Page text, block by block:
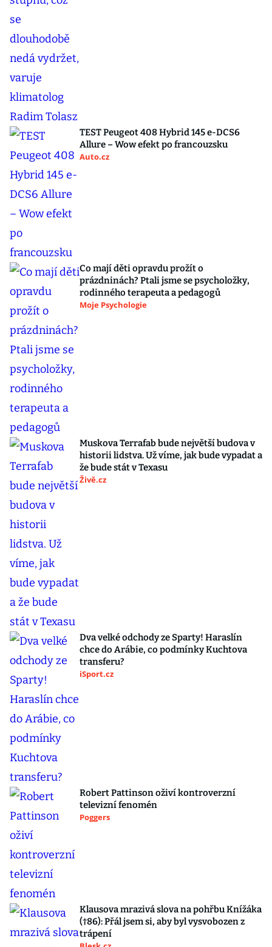
TEST Peugeot 408 Hybrid 145 e-DCS6
Allure – Wow efekt po francouzsku
Auto.cz
Co mají děti opravdu prožít o
prázdninách? Ptali jsme se psycholožky,
rodinného terapeuta a pedagogů
Moje Psychologie
Muskova Terrafab bude největší budova v
historii lidstva. Už víme, jak bude vypadat a
že bude stát v Texasu
Živě.cz
Dva velké odchody ze Sparty! Haraslín
chce do Arábie, co podmínky Kuchtova
transferu?
iSport.cz
Robert Pattinson oživí kontroverzní
televizní fenomén
Poggers
Klausova mrazivá slova na pohřbu Knížáka
(†86): Přál jsem si, aby byl vysvobozen z
trápení